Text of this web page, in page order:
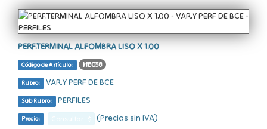
PERF.TERMINAL ALFOMBRA LISO X 1.00
Código de Artículo: HB038
Rubro: VAR.Y PERF DE BCE
Sub Rubro: PERFILES
Precio: (Precios sin IVA)